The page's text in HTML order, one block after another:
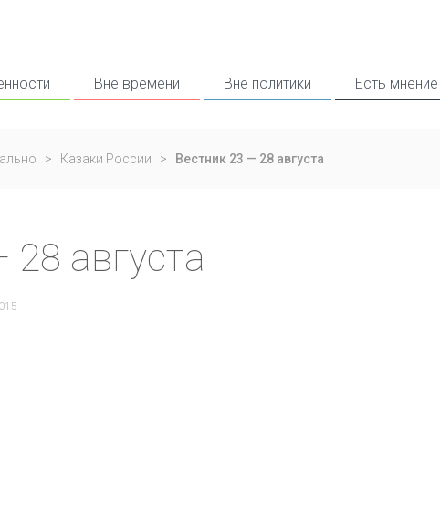
Вне времени Вне политики Есть мнение
> Казаки России > Вестник 23 — 28 августа
августа